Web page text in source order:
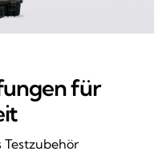
für